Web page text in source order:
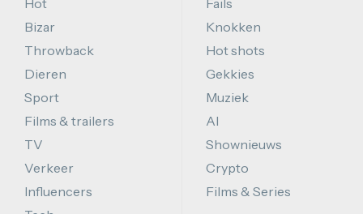
Bizar
Throwback
Dieren
Sport
Films & trailers
TV
Verkeer
Influencers
Knokken
Hot shots
Gekkies
Muziek
AI
Shownieuws
Crypto
Films & Series